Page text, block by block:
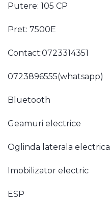
Putere: 105 CP
Pret: 7500E
Contact:0723314351
0723896555(whatsapp)
Bluetooth
Geamuri electrice
Oglinda laterala electrica
Imobilizator electric
ESP